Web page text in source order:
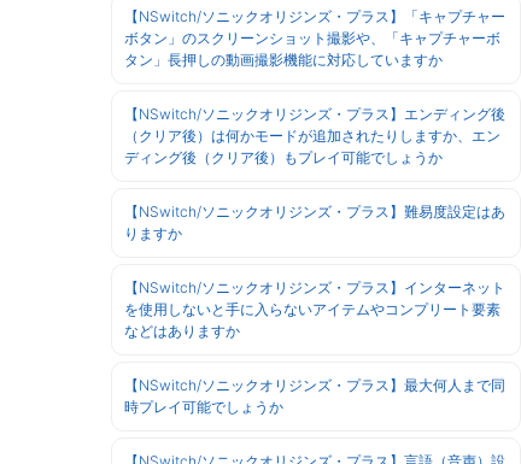
【NSwitch/ソニックオリジンズ・プラス】「キャプチャー
ボタン」のスクリーンショット撮影や、「キャプチャーボ
タン」長押しの動画撮影機能に対応していますか
【NSwitch/ソニックオリジンズ・プラス】エンディング後
（クリア後）は何かモードが追加されたりしますか、エン
ディング後（クリア後）もプレイ可能でしょうか
【NSwitch/ソニックオリジンズ・プラス】難易度設定はあ
りますか
【NSwitch/ソニックオリジンズ・プラス】インターネット
を使用しないと手に入らないアイテムやコンプリート要素
などはありますか
【NSwitch/ソニックオリジンズ・プラス】最大何人まで同
時プレイ可能でしょうか